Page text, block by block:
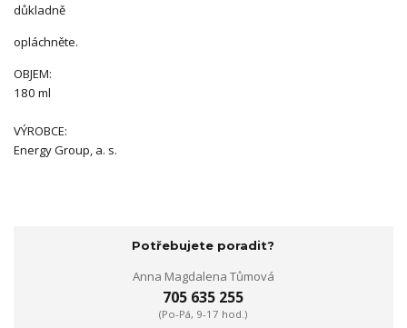
důkladně
opláchněte.
OBJEM:
180 ml
VÝROBCE:
Energy Group, a. s.
Potřebujete poradit?
Anna Magdalena Tůmová
705 635 255
(Po-Pá, 9-17 hod.)